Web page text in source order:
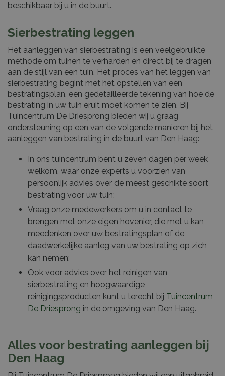
beschikbaar bij u in de buurt.
Sierbestrating leggen
Het aanleggen van sierbestrating is een veelgebruikte
methode om tuinen te verharden en direct bij te dragen
aan de stijl van een tuin. Het proces van het leggen van
sierbestrating begint met het opstellen van een
bestratingsplan, een gedetailleerde tekening van hoe de
bestrating in uw tuin eruit moet komen te zien. Bij
Tuincentrum De Driesprong bieden wij u graag
ondersteuning op een van de volgende manieren bij het
aanleggen van bestrating in de buurt van Den Haag:
In ons tuincentrum bent u zeven dagen per week
welkom, waar onze experts u voorzien van
persoonlijk advies over de meest geschikte soort
bestrating voor uw tuin;
Vraag onze medewerkers om u in contact te
brengen met onze eigen hovenier, die met u kan
meedenken over uw bestratingsplan of de
daadwerkelijke aanleg van uw bestrating op zich
kan nemen;
Ook voor advies over het reinigen van
sierbestrating en hoogwaardige
reinigingsproducten kunt u terecht bij Tuincentrum
De Driesprong in de omgeving van Den Haag.
Alles voor bestrating aanleggen bij
Den Haag